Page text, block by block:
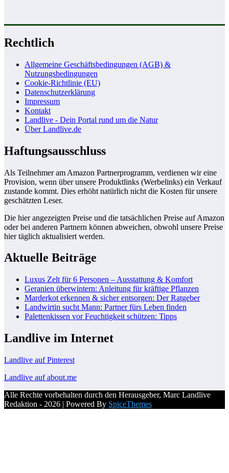
Rechtlich
Allgemeine Geschäftsbedingungen (AGB) &
Nutzungsbedingungen
Cookie-Richtlinie (EU)
Datenschutzerklärung
Impressum
Kontakt
Landlive - Dein Portal rund um die Natur
Über Landlive.de
Haftungsausschluss
Als Teilnehmer am Amazon Partnerprogramm, verdienen wir eine
Provision, wenn über unsere Produktlinks (Werbelinks) ein Verkauf
zustande kommt. Dies erhöht natürlich nicht die Kosten für unsere
geschätzten Leser.
Die hier angezeigten Preise und die tatsächlichen Preise auf Amazon
oder bei anderen Partnern können abweichen, obwohl unsere Preise
hier täglich aktualisiert werden.
Aktuelle Beiträge
Luxus Zelt für 6 Personen – Ausstattung & Komfort
Geranien überwintern: Anleitung für kräftige Pflanzen
Marderkot erkennen & sicher entsorgen: Der Ratgeber
Landwirtin sucht Mann: Partner fürs Leben finden
Palettenkissen vor Feuchtigkeit schützen: Tipps
Landlive im Internet
Landlive auf Pinterest
Landlive auf about.me
Alle Rechte vorbehalten durch den Herausgeber, Marc Landlive
Redaktion - 2026 | Powered By SpiceThemes